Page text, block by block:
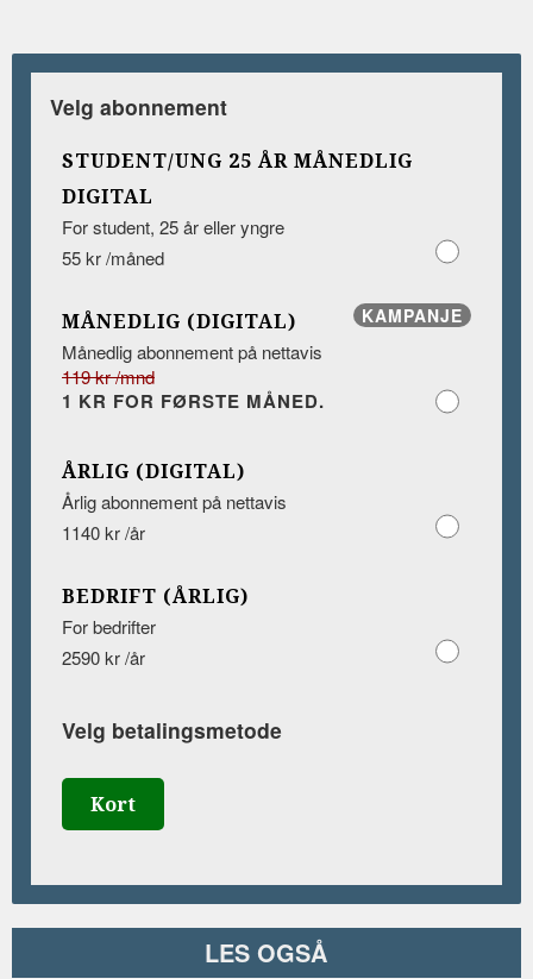
Velg abonnement
STUDENT/UNG 25 ÅR MÅNEDLIG
DIGITAL
For student, 25 år eller yngre
55 kr /måned
KAMPANJE
MÅNEDLIG (DIGITAL)
Månedlig abonnement på nettavis
119 kr /mnd
1 KR FOR FØRSTE MÅNED.
ÅRLIG (DIGITAL)
Årlig abonnement på nettavis
1140 kr /år
BEDRIFT (ÅRLIG)
For bedrifter
2590 kr /år
Velg betalingsmetode
Kort
LES OGSÅ